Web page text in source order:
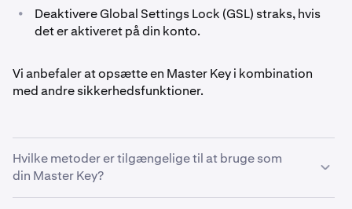
•
Deaktivere Global Settings Lock (GSL) straks, hvis
det er aktiveret på din konto.
Vi anbefaler at opsætte en Master Key i kombination
med andre sikkerhedsfunktioner.
Hvilke metoder er tilgængelige til at bruge som
din Master Key?